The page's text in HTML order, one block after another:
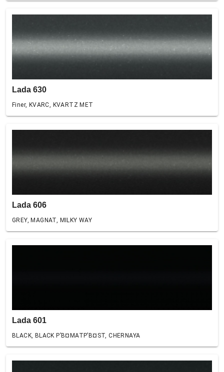
Lada 630
Finer, KVARC, KVARTZ MET
Lada 606
GREY, MAGNAT, MILKY WAY
Lada 601
BLACK, BLACK Р’В¤MATР’В¤ST, CHERNAYA